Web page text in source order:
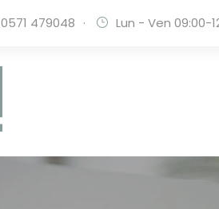
0571 479048 · Lun - Ven 09:00-